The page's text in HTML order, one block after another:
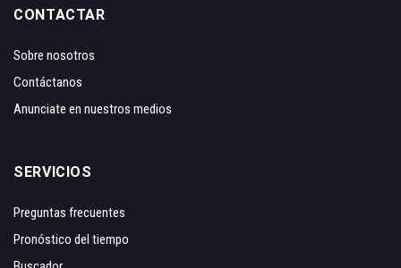
CONTACTAR
Sobre nosotros
Contáctanos
Anunciate en nuestros medios
SERVICIOS
Preguntas frecuentes
Pronóstico del tiempo